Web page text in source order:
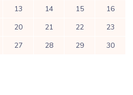
13 14 15
16
20 21 22
23
27 28 29
30